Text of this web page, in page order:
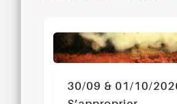
30/09 & 01/10/